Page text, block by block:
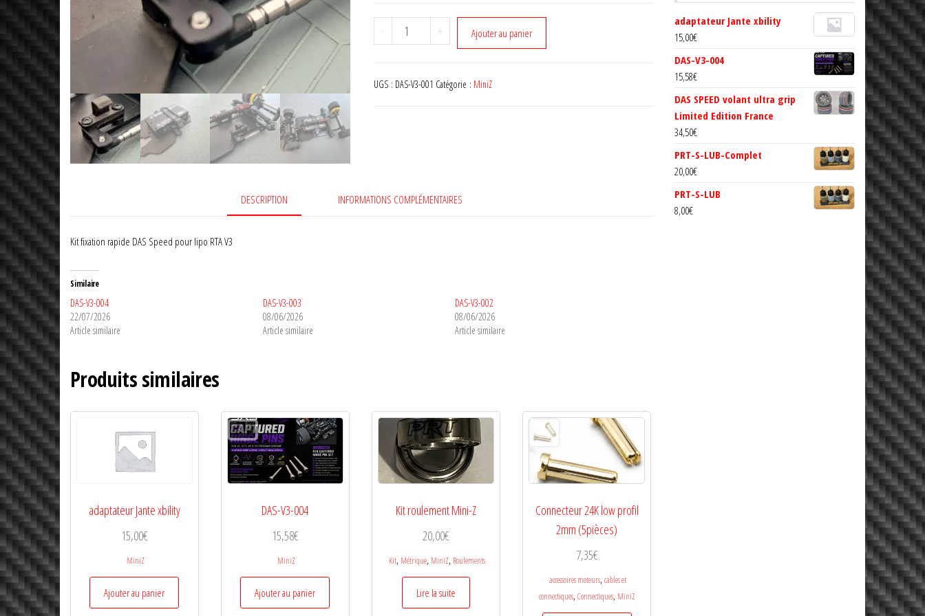
réalité
-
quantité
de
001
+ Ajouter au panier
UGS : DAS-V3-001 Catégorie : MiniZ
DESCRIPTION INFORMATIONS COMPLÉMENTAIRES
Kit fixation rapide DAS Speed pour lipo RTA V3
Similaire
DAS-V3-004
22/07/2026
Article similaire
DAS-V3-003
08/06/2026
Article similaire
DAS-V3-002
08/06/2026
Article similaire
Produits similaires
adaptateur Jante xbility
15,00€
MiniZ
Ajouter au panier
DAS-V3-004
15,58€
MiniZ
Ajouter au panier
Kit roulement Mini-Z
20,00€
Kit, Métrique, MiniZ, Roulements
Lire la suite
Connecteur 24K low profil
2mm (5pièces)
7,35€
accessoires moteurs,cables et
connectiques,Connectiques, MiniZ
adaptateur Jante xbility
15,00€
DAS-V3-004
15,58€
DAS SPEED volant ultra grip
Limited Edition France
34,50€
PRT-S-LUB-Complet
20,00€
PRT-S-LUB
8,00€